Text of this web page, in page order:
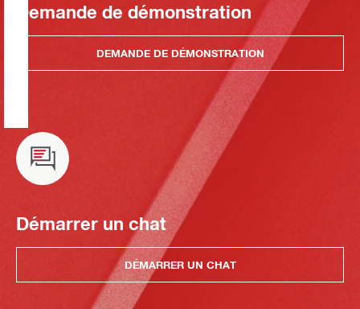
Demande de démonstration
DEMANDE DE DÉMONSTRATION
Démarrer un chat
DÉMARRER UN CHAT